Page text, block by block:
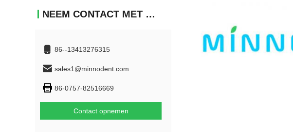
NEEM CONTACT MET ONS OP
86--13413276315
sales1@minnodent.com
86-0757-82516669
Contact opnemen